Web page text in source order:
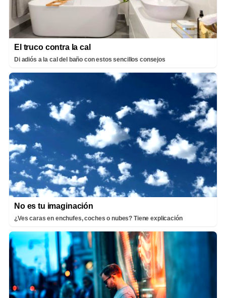
El truco contra la cal
Di adiós a la cal del baño con estos sencillos consejos
No es tu imaginación
¿Ves caras en enchufes, coches o nubes? Tiene explicación